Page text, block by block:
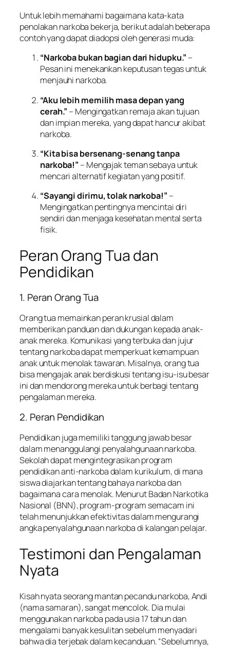
Untuk lebih memahami bagaimana kata-kata
penolakan narkoba bekerja, berikut adalah beberapa
contoh yang dapat diadopsi oleh generasi muda:
“Narkoba bukan bagian dari hidupku.” –
Pesan ini menekankan keputusan tegas untuk
menjauhi narkoba.
“Aku lebih memilih masa depan yang
cerah.” – Mengingatkan remaja akan tujuan
dan impian mereka, yang dapat hancur akibat
narkoba.
“Kita bisa bersenang-senang tanpa
narkoba!” – Mengajak teman sebaya untuk
mencari alternatif kegiatan yang positif.
“Sayangi dirimu, tolak narkoba!” –
Mengingatkan pentingnya mencintai diri
sendiri dan menjaga kesehatan mental serta
fisik.
Peran Orang Tua dan
Pendidikan
1. Peran Orang Tua
Orang tua memainkan peran krusial dalam
memberikan panduan dan dukungan kepada anak-
anak mereka. Komunikasi yang terbuka dan jujur
tentang narkoba dapat memperkuat kemampuan
anak untuk menolak tawaran. Misalnya, orang tua
bisa mengajak anak berdiskusi tentang isu-isu besar
ini dan mendorong mereka untuk berbagi tentang
pengalaman mereka.
2. Peran Pendidikan
Pendidikan juga memiliki tanggung jawab besar
dalam menanggulangi penyalahgunaan narkoba.
Sekolah dapat mengintegrasikan program
pendidikan anti-narkoba dalam kurikulum, di mana
siswa diajarkan tentang bahaya narkoba dan
bagaimana cara menolak. Menurut Badan Narkotika
Nasional (BNN), program-program semacam ini
telah menunjukkan efektivitas dalam mengurangi
angka penyalahgunaan narkoba di kalangan pelajar.
Testimoni dan Pengalaman
Nyata
Kisah nyata seorang mantan pecandu narkoba, Andi
(nama samaran), sangat mencolok. Dia mulai
menggunakan narkoba pada usia 17 tahun dan
mengalami banyak kesulitan sebelum menyadari
bahwa dia terjebak dalam kecanduan. “Sebelumnya,